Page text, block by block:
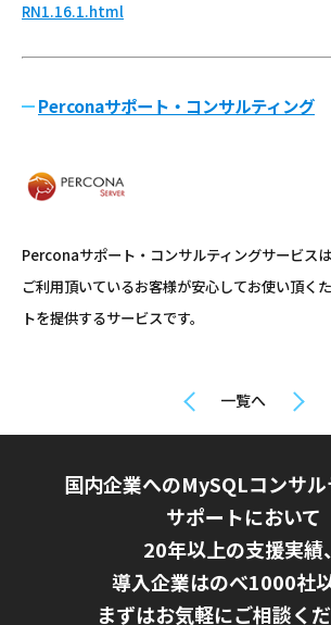
RN1.16.1.html
Perconaサポート・コンサルティング
Perconaサポート・コンサルティングサービス
ご利用頂いているお客様が安心してお使い頂く
トを提供するサービスです。
一覧へ
国内企業へのMySQLコンサル
サポートにおいて
20年以上の支援実績、
導入企業はのべ1000社以
まずはお気軽にご相談くだ